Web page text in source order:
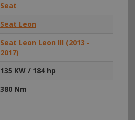
Seat
Seat Leon
Seat Leon Leon III (2013 -
2017)
135 KW / 184 hp
380 Nm